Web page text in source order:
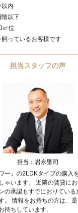
以内
階以下
㎡位
飼っているお客様です
担当スタッフの声
担当：岩永聖司
ー」の2LDKタイプの購入
ゃいます。 近隣の賃貸に
の承認もすでにおりてい
。 情報をお持ちの方は、
待ちしています。